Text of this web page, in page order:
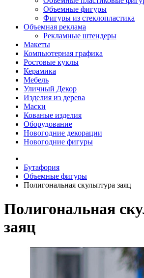
Объемные фигуры
Фигуры из стеклопластика
Объемная реклама
Рекламные штендеры
Макеты
Компьютерная графика
Ростовые куклы
Керамика
Мебель
Уличный Декор
Изделия из дерева
Маски
Кованые изделия
Оборудование
Новогодние декорации
Новогодние фигуры
Бутафория
Объемные фигуры
Полигональная скульптура заяц
Полигональная
заяц